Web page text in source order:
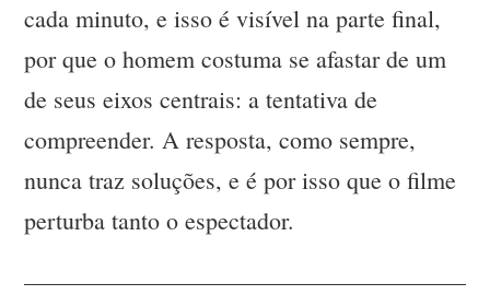
cada minuto, e isso é visível na parte final,
por que o homem costuma se afastar de um
de seus eixos centrais: a tentativa de
compreender. A resposta, como sempre,
nunca traz soluções, e é por isso que o filme
perturba tanto o espectador.